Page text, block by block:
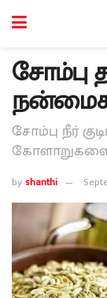
சோம்பு
சோம்பு நீர்
byshanthi